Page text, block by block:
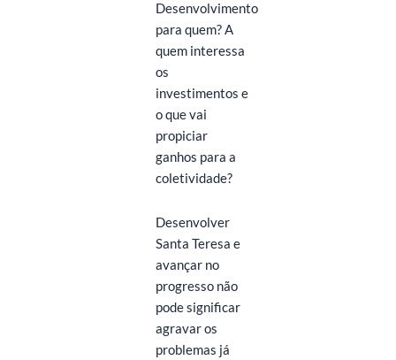
Desenvolvimento
para quem? A
quem interessa
os
investimentos e
o que vai
propiciar
ganhos para a
coletividade?
Desenvolver
Santa Teresa e
avançar no
progresso não
pode significar
agravar os
problemas já